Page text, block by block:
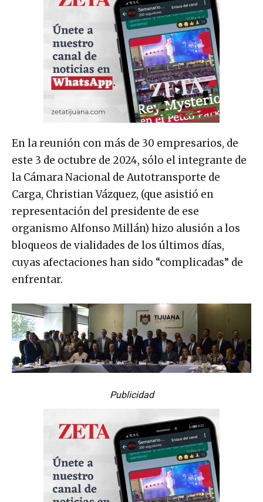
En la reunión con más de 30 empresarios, de
este 3 de octubre de 2024, sólo el integrante de
la Cámara Nacional de Autotransporte de
Carga, Christian Vázquez, (que asistió en
representación del presidente de ese
organismo Alfonso Millán) hizo alusión a los
bloqueos de vialidades de los últimos días,
cuyas afectaciones han sido “complicadas” de
enfrentar.
Publicidad